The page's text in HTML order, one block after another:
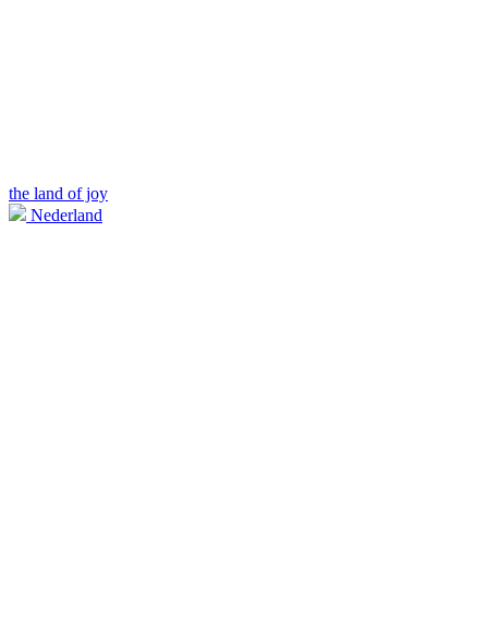
the land of joy
Nederland